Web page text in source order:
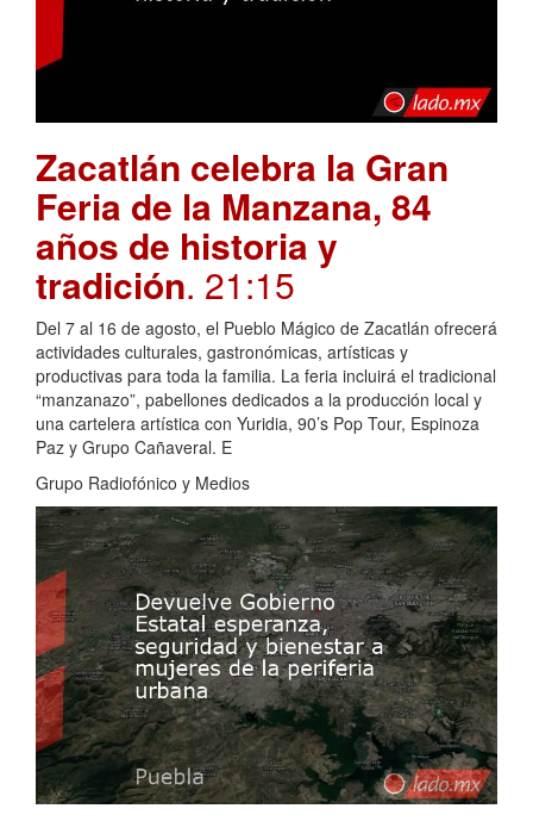
Zacatlán celebra la Gran
Feria de la Manzana, 84
años de historia y
tradición. 21:15
Del 7 al 16 de agosto, el Pueblo Mágico de Zacatlán ofrecerá
actividades culturales, gastronómicas, artísticas y
productivas para toda la familia. La feria incluirá el tradicional
“manzanazo”, pabellones dedicados a la producción local y
una cartelera artística con Yuridia, 90’s Pop Tour, Espinoza
Paz y Grupo Cañaveral. E
Grupo Radiofónico y Medios